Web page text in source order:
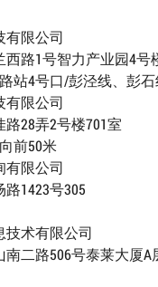
有限公司
西路1号智力产业园4号
站4号口/彭泾线、彭石
有限公司
路28弄2号楼701室
前50米
有限公司
路1423号305
技术有限公司
南二路506号泰莱大厦